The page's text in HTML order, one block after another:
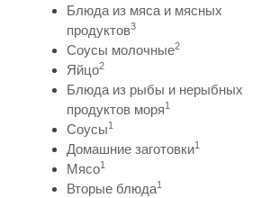
Блюда из мяса и мясных
продуктов3
Соусы молочные2
Яйцо2
Блюда из рыбы и нерыбных
продуктов моря1
Соусы1
Домашние заготовки1
Мясо1
Вторые блюда1